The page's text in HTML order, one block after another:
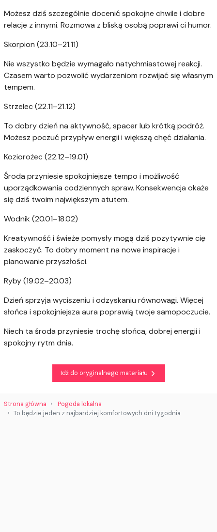
Możesz dziś szczególnie docenić spokojne chwile i dobre
relacje z innymi. Rozmowa z bliską osobą poprawi ci humor.
Skorpion (23.10–21.11)
Nie wszystko będzie wymagało natychmiastowej reakcji.
Czasem warto pozwolić wydarzeniom rozwijać się własnym
tempem.
Strzelec (22.11–21.12)
To dobry dzień na aktywność, spacer lub krótką podróż.
Możesz poczuć przypływ energii i większą chęć działania.
Koziorożec (22.12–19.01)
Środa przyniesie spokojniejsze tempo i możliwość
uporządkowania codziennych spraw. Konsekwencja okaże
się dziś twoim największym atutem.
Wodnik (20.01–18.02)
Kreatywność i świeże pomysły mogą dziś pozytywnie cię
zaskoczyć. To dobry moment na nowe inspiracje i
planowanie przyszłości.
Ryby (19.02–20.03)
Dzień sprzyja wyciszeniu i odzyskaniu równowagi. Więcej
słońca i spokojniejsza aura poprawią twoje samopoczucie.
Niech ta środa przyniesie trochę słońca, dobrej energii i
spokojny rytm dnia.
Idź do oryginalnego materiału
Strona główna
Pogoda lokalna
To będzie jeden z najbardziej komfortowych dni tygodnia